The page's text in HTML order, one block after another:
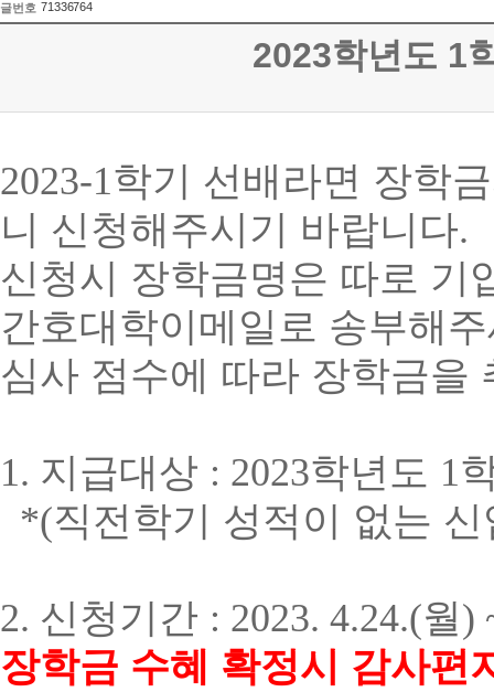
글번호 71336764
2023학년도 1
2023-1학기 선배라면 장학
니 신청해주시기 바랍니다.
신청시 장학금명은 따로 기
간호대학이메일로 송부해
심사 점수에 따라 장학금을
1. 지급대상 : 2023학년도 1
*(직전학기 성적이 없는 신
2. 신청기간 : 2023. 4.24.(월)
장학금 수혜 확정시 감사편